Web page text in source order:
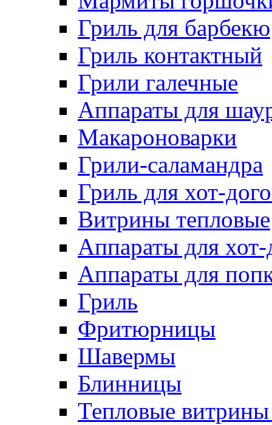
Гриль для барбекю
Гриль контактный
Грили галечные
Аппараты для
Макароноварки
Грили-саламандра
Гриль для хот-
Витрины тепловые
Аппараты для хот-
Аппараты для
Гриль
Фритюрницы
Шавермы
Блинницы
Тепловые витрины